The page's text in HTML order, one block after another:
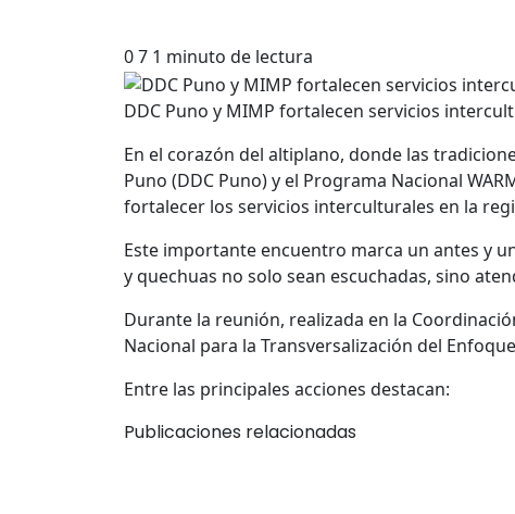
07 1 minuto de lectura
DDC Puno y MIMP fortalecen servicios
En el corazón del altiplano, donde las
Puno (DDC Puno) y el Programa Nacional
fortalecer los servicios interculturales en la
Este importante encuentro marca un antes y
y quechuas no solo sean escuchadas, sino
Durante la reunión, realizada en la
Nacional para la Transversalización del
Entre las principales acciones destacan:
Publicaciones relacionadas